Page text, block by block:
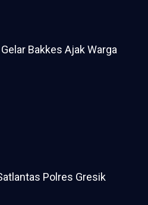
Bakkes Ajak Warga
Polres Gresik